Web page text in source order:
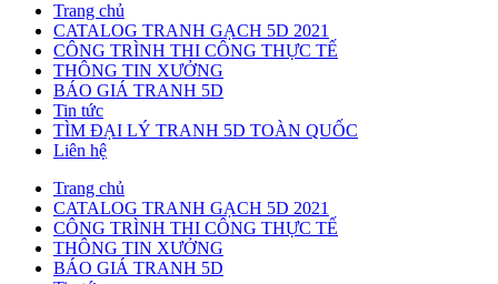
Trang chủ
CATALOG TRANH GẠCH 5D 2021
CÔNG TRÌNH THI CÔNG THỰC TẾ
THÔNG TIN XƯỞNG
BÁO GIÁ TRANH 5D
Tin tức
TÌM ĐẠI LÝ TRANH 5D TOÀN QUỐC
Liên hệ
Trang chủ
CATALOG TRANH GẠCH 5D 2021
CÔNG TRÌNH THI CÔNG THỰC TẾ
THÔNG TIN XƯỞNG
BÁO GIÁ TRANH 5D